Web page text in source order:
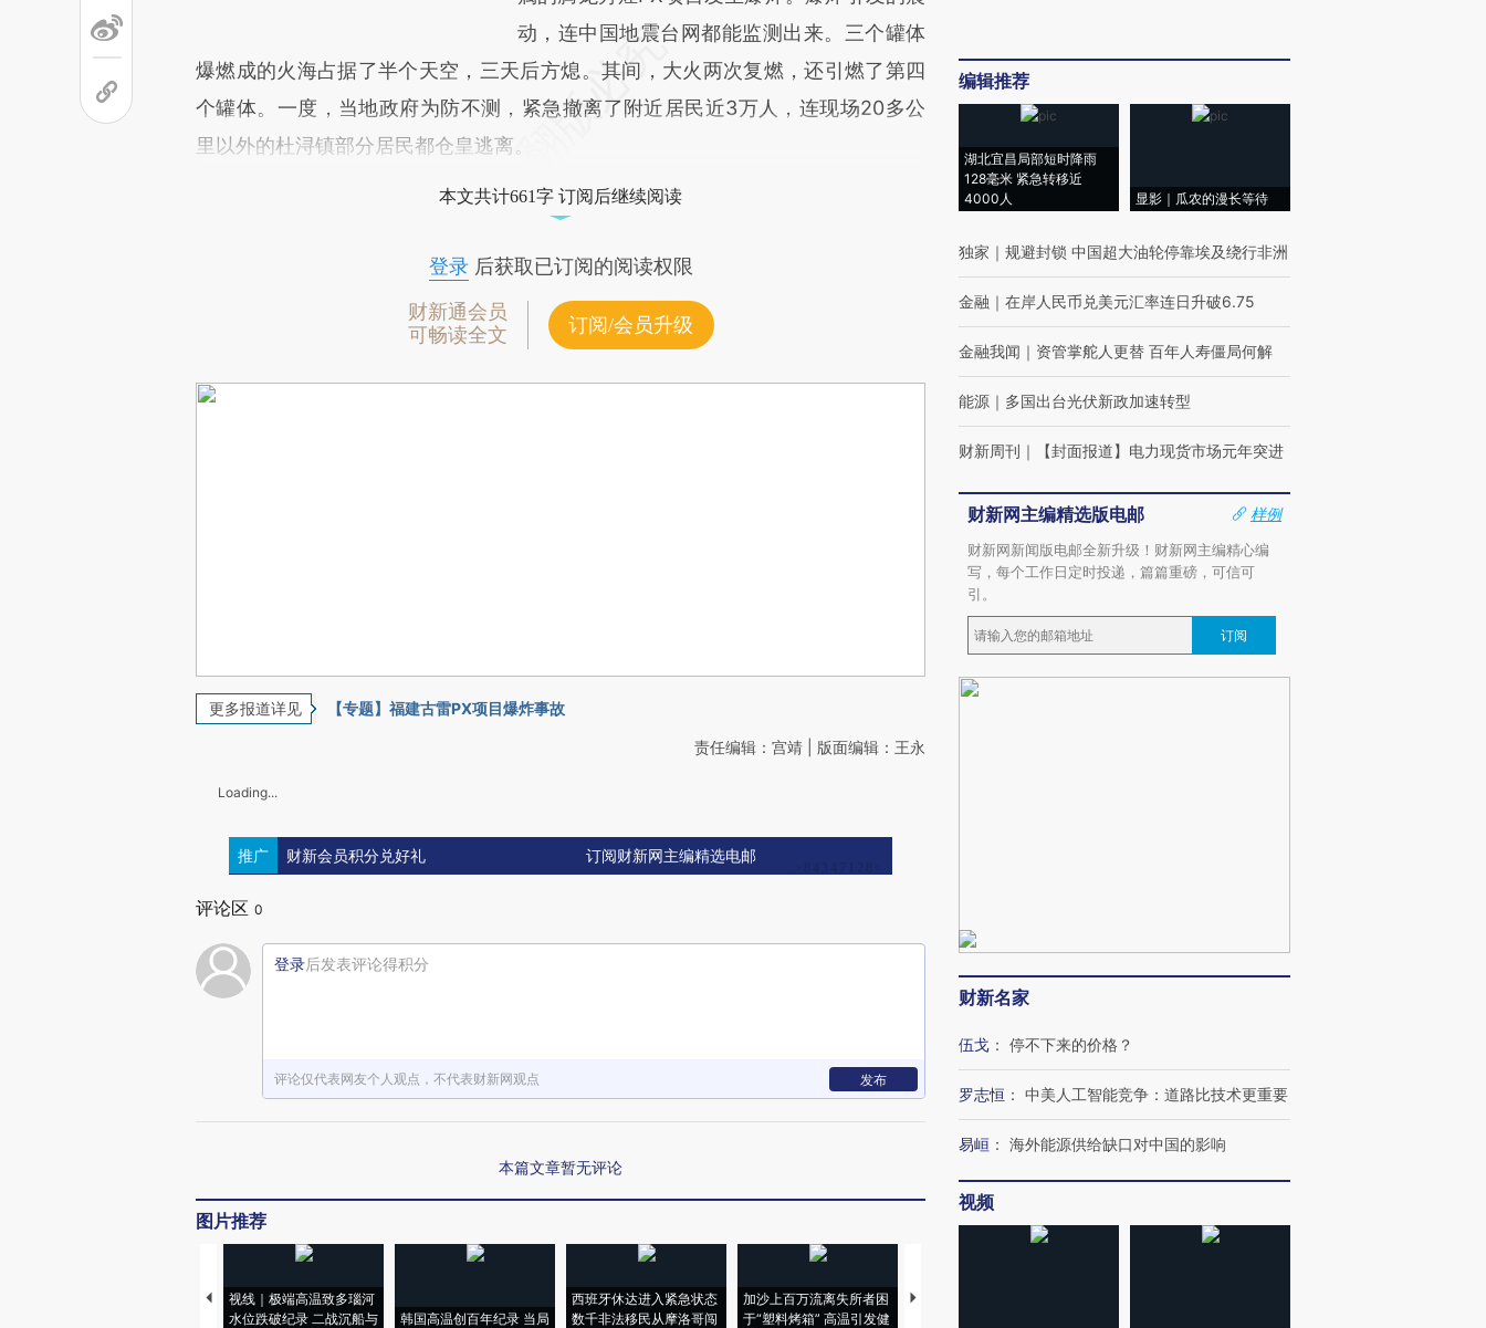
动，连中国地震台网都能监测出来。三个罐体
爆燃成的火海占据了半个天空，三天后方熄。其间，大火两次复燃，还引燃了第四
个罐体。一度，当地政府为防不测，紧急撤离了附近居民近3万人，连现场20多公
里以外的杜浔镇部分居民都仓皇逃离。
本文共计661字 订阅后继续阅读
登录后获取已订阅的阅读权限
财新通会员
可畅读全文
订阅/会员升级
更多报道详见 【专题】福建古雷PX项目爆炸事故
责任编辑：宫靖 | 版面编辑：王永
Loading...
推广 财新会员积分兑好礼 订阅财新网主编精选电邮
评论区 0
登录后发表评论得积分
评论仅代表网友个人观点，不代表财新网观点 发布
本篇文章暂无评论
图片推荐
视线｜极端高温致多瑙河
水位跌破纪录 二战沉船与
韩国高温创百年纪录 当局
西班牙休达进入紧急状态
数千非法移民从摩洛哥闯
加沙上百万流离失所者困
于“塑料烤箱” 高温引发健
视线｜HYROX的吸金
编辑推荐
湖北宜昌局部短时降雨
128毫米 紧急转移近
4000人
显影｜瓜农的漫长等待
独家 ｜ 规避封锁 中国超大油轮停靠埃及绕行非洲
金融 ｜ 在岸人民币兑美元汇率连日升破6.75
金融我闻 ｜ 资管掌舵人更替 百年人寿僵局何解
能源 ｜ 多国出台光伏新政加速转型
财新周刊 ｜ 【封面报道】电力现货市场元年突进
财新网主编精选版电邮
样例
财新网新闻版电邮全新升级！财新网主编精心编
写，每个工作日定时投递，篇篇重磅，可信可
引。
订阅
财新名家
伍戈 ： 停不下来的价格？
罗志恒 ： 中美人工智能竞争：道路比技术更重要
易峘 ： 海外能源供给缺口对中国的影响
视频